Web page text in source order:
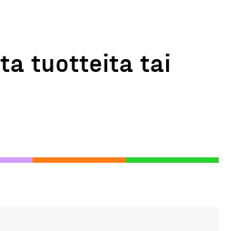
tuotteita tai